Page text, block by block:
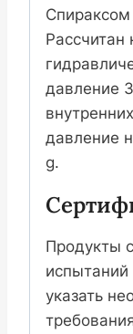
Рассчитан
давление
давление
g.
Продукты
указать